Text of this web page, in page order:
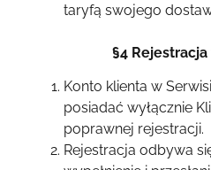
taryfą swojego
§4
Konto klienta w
posiadać wyłącznie
poprawnej rejestracji.
Rejestracja odbywa